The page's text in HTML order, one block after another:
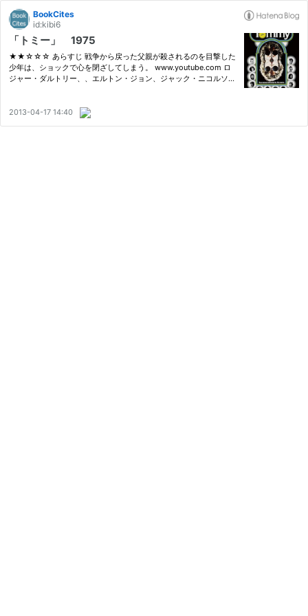
BookCites
id:kibi6
「トミー」 1975
★★☆☆☆ あらすじ 戦争から戻った父親が殺されるのを目撃した
少年は、ショックで心を閉ざしてしまう。 www.youtube.com ロ
ジャー・ダルトリー、、エルトン・ジョン、ジャック・ニコルソン
全編歌…
2013-04-17 14:40